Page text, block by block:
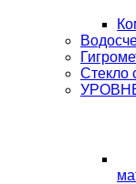
Стекло